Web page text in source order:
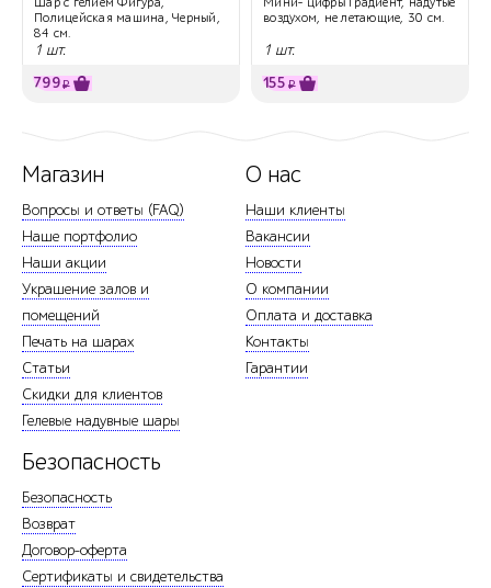
Полицейская машина, Черный,
84 см.
1 шт.
799₽
воздухом, не летающие, 30 см.
1 шт.
155 ₽
Магазин
Вопросы и ответы (FAQ)
Наше портфолио
Наши акции
Украшение залов и
помещений
Печать на шарах
Статьи
Скидки для клиентов
Гелевые надувные шары
О нас
Наши клиенты
Вакансии
Новости
О компании
Оплата и доставка
Контакты
Гарантии
Безопасность
Безопасность
Возврат
Договор-оферта
Сертификаты и свидетельства